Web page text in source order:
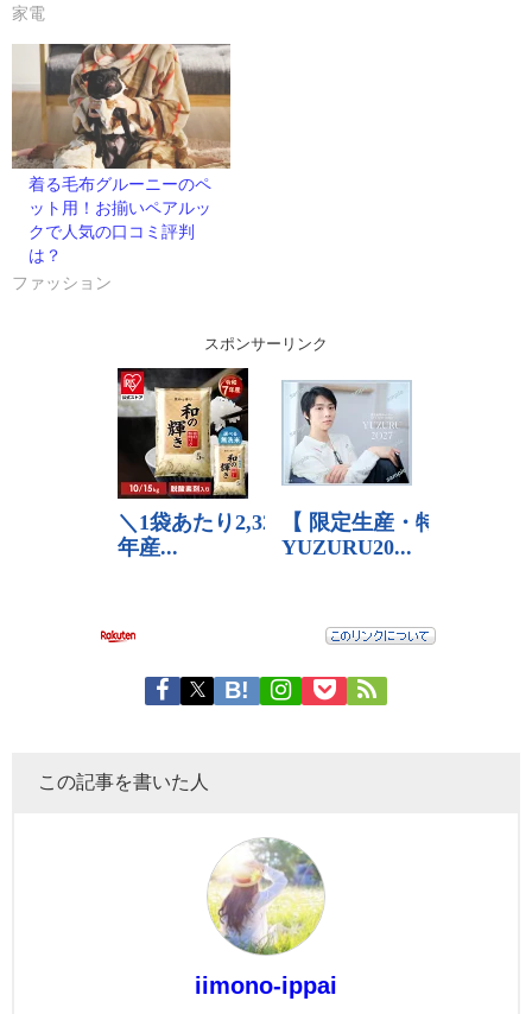
家電
着る毛布グルーニーのペ
ット用！お揃いペアルッ
クで人気の口コミ評判
は？
ファッション
スポンサーリンク
この記事を書いた人
iimono-ippai